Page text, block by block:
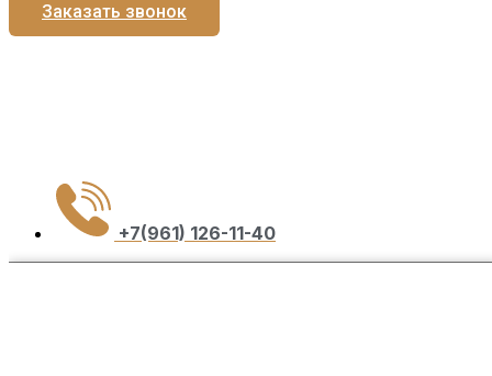
Заказать звонок
+7(961) 126-11-40